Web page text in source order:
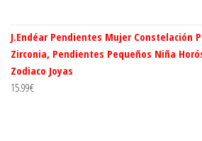
J.Endéar Pendientes Mujer Constelación
Zirconia, Pendientes Pequeños Niña
Zodiaco Joyas
15.99€